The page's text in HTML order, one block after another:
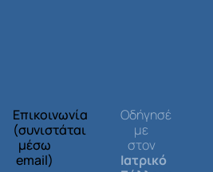
Επικοινωνία
(συνιστάται
μέσω
email)
Οδήγησέ
με
στον
Ιατρικό